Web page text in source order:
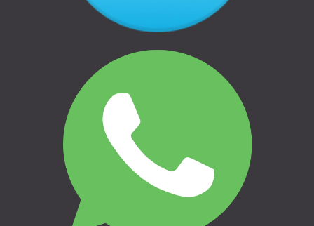
Informācija
Apmaksas veidi
Atteikums un atgriešana
Privātuma politika